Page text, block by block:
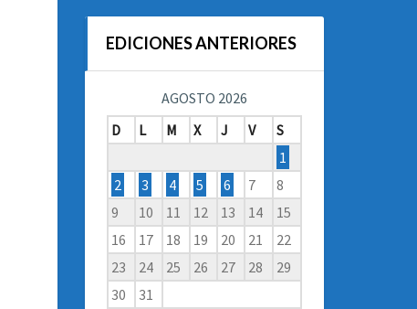
EDICIONES ANTERIORES
AGOSTO 2026
D
L M X J V
S
1
2
3 4 5 6 7
8
9
10 11 12 13 14
15
16
17 18 19 20 21
22
23
24 25 26 27 28
29
30
31